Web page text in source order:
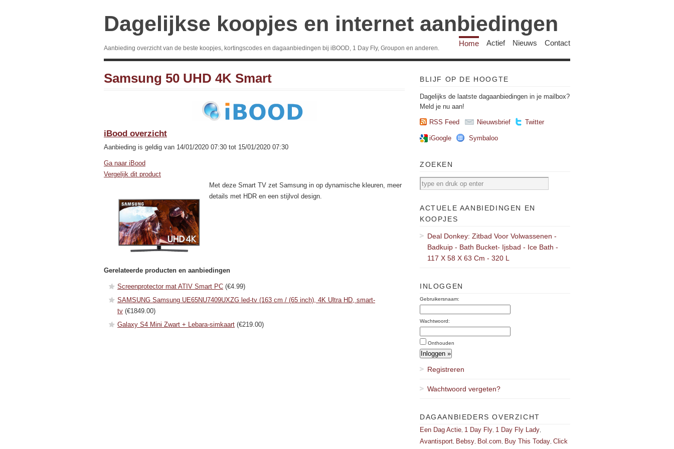
Dagelijkse koopjes en internet aanbiedingen
Aanbieding overzicht van de beste koopjes, kortingscodes en dagaanbiedingen bij iBOOD, 1 Day Fly, Groupon en anderen.
Home Actief Nieuws Contact
Samsung 50 UHD 4K Smart
iBood overzicht
Aanbieding is geldig van 14/01/2020 07:30 tot 15/01/2020 07:30
Ga naar iBood
Vergelijk dit product
Met deze Smart TV zet Samsung in op dynamische kleuren, meer
details met HDR en een stijlvol design.
Gerelateerde producten en aanbiedingen
Screenprotector mat ATIV Smart PC (€4.99)
SAMSUNG Samsung UE65NU7409UXZG led-tv (163 cm / (65 inch), 4K Ultra HD, smart-
tv (€1849.00)
Galaxy S4 Mini Zwart + Lebara-simkaart (€219.00)
BLIJF OP DE HOOGTE
Dagelijks de laatste dagaanbiedingen in je mailbox?
Meld je nu aan!
RSS Feed Nieuwsbrief Twitter
iGoogle Symbaloo
ZOEKEN
ACTUELE AANBIEDINGEN EN
KOOPJES
Deal Donkey: Zitbad Voor Volwassenen -
Badkuip - Bath Bucket- Ijsbad - Ice Bath -
117 X 58 X 63 Cm - 320 L
INLOGGEN
Gebruikersnaam:
Wachtwoord:
Onthouden
Registreren
Wachtwoord vergeten?
DAGAANBIEDERS OVERZICHT
Een Dag Actie 1 Day Fly 1 Day Fly Lady
Avantisport Bebsy Bol.com Buy This Today Click